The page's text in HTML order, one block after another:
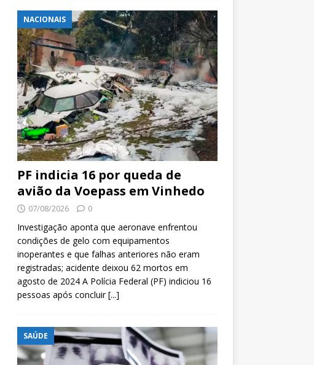
NACIONAIS
PF indicia 16 por queda de
avião da Voepass em Vinhedo
07/08/2026 0
Investigação aponta que aeronave enfrentou
condições de gelo com equipamentos
inoperantes e que falhas anteriores não eram
registradas; acidente deixou 62 mortos em
agosto de 2024 A Polícia Federal (PF) indiciou 16
pessoas após concluir[...]
SAÚDE